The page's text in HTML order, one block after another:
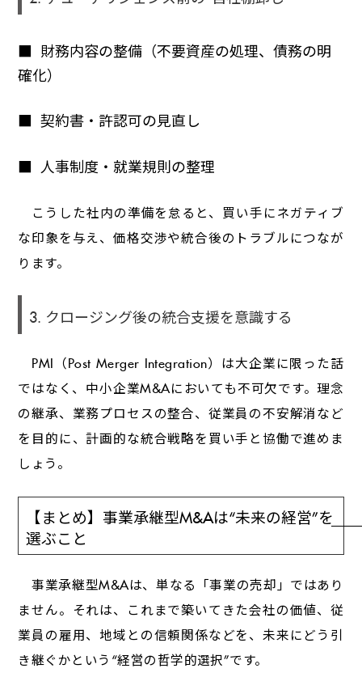
財務内容の整備（不要資産の処理、債務の明
確化）
契約書・許認可の見直し
人事制度・就業規則の整理
こうした社内の準備を怠ると、買い手にネガティブ
な印象を与え、価格交渉や統合後のトラブルにつなが
ります。
3. クロージング後の統合支援を意識する
PMI（Post Merger Integration）は大企業に限った話
ではなく、中小企業M&Aにおいても不可欠です。理念
の継承、業務プロセスの整合、従業員の不安解消など
を目的に、計画的な統合戦略を買い手と協働で進めま
しょう。
【まとめ】事業承継型M&Aは“未来の経営”を
選ぶこと
事業承継型M&Aは、単なる「事業の売却」ではあり
ません。それは、これまで築いてきた会社の価値、従
業員の雇用、地域との信頼関係などを、未来にどう引
き継ぐかという“経営の哲学的選択”です。